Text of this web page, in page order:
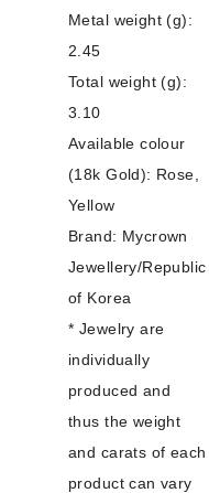
Metal weight (g):
2.45
Total weight (g):
3.10
Available colour
(18k Gold): Rose,
Yellow
Brand: Mycrown
Jewellery/Republic
of Korea
* Jewelry are
individually
produced and
thus the weight
and carats of each
product can vary